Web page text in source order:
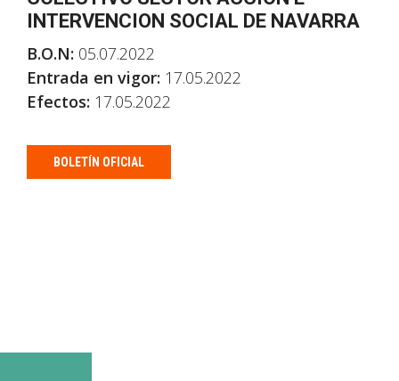
INTERVENCION SOCIAL DE NAVARRA
B.O.N: 05.07.2022
Entrada en vigor: 17.05.2022
Efectos: 17.05.2022
BOLETÍN OFICIAL